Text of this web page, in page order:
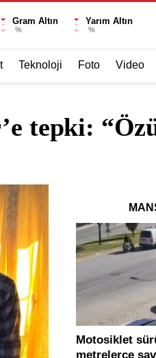
Gram Altın
%
Yarım Altın
%
Teknoloji Foto Video
tepki:
Motosiklet
metrelerce